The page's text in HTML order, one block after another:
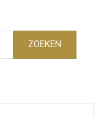
ZOEKEN